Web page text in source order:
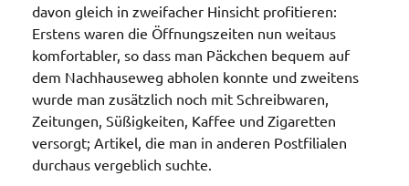
davon gleich in zweifacher Hinsicht profitieren:
Erstens waren die Öffnungszeiten nun weitaus
komfortabler, so dass man Päckchen bequem auf
dem Nachhauseweg abholen konnte und zweitens
wurde man zusätzlich noch mit Schreibwaren,
Zeitungen, Süßigkeiten, Kaffee und Zigaretten
versorgt; Artikel, die man in anderen Postfilialen
durchaus vergeblich suchte.